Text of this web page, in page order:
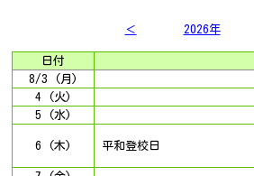
＜ 2026年
日付
8/3 (月)
4 (火)
5 (水)
6 (木) 平和登校日